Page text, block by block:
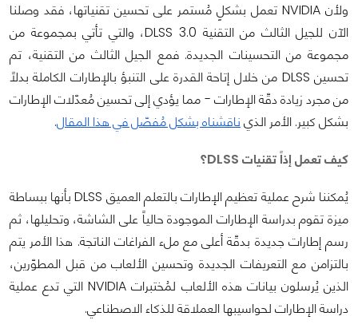
ولأن NVIDIA تعمل بشكلٍ مُستمر على تحسين تقنياتها، فقد وصلنا
الآن للجيل الثالث من التقنية DLSS 3.0، والتي تأتي بمجموعة من
مجموعة من التحسينات الجديدة. فمع الجيل الثالث من التقنية، تم
تحسين DLSS من خلال إتاحة القدرة على التنبؤ بالإطارات الكاملة بدلاً
من مجرد زيادة دقّة الإطارات - مما يؤدي إلى تحسين مُعدّلات الإطارات
بشكل كبير. الأمر الذي ناقشناه بشكل مُفصّل في هذا المقال.
كيف تعمل إذاً تقنيات DLSS؟
يُمكننا شرح عملية تعظيم الإطارات بالتعلم العميق DLSS بأنها ببساطة
ميزة تقوم بدراسة الإطارات الموجودة حالياً على الشاشة، وتحليلها، ثم
رسم إطارات جديدة بدقّة أعلى مع ملء الفراغات الناتجة. هذا الأمر يتم
بالتزامن مع التعريفات الجديدة وتحسين الألعاب من قبل المطوّرين،
الذين يُرسلون بيانات هذه الألعاب لمُختبرات NVIDIA التي تدع عملية
دراسة الإطارات لحواسيبها العملاقة للذكاء الاصطناعي.